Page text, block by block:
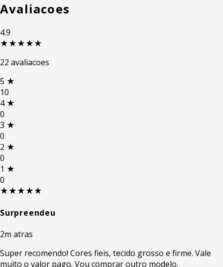
Avaliacoes
4.9
★★★★★
22 avaliacoes
5 ★
10
4 ★
0
3 ★
0
2 ★
0
1 ★
0
★★★★★
Surpreendeu
2m atras
Super recomendo! Cores fieis, tecido grosso e firme. Vale
muito o valor pago. Vou comprar outro modelo.